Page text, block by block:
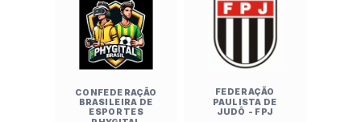
CONFEDERAÇÃO
BRASILEIRA DE
ESPORTES
FEDERAÇÃO
PAULISTA DE
JUDÔ - FPJ